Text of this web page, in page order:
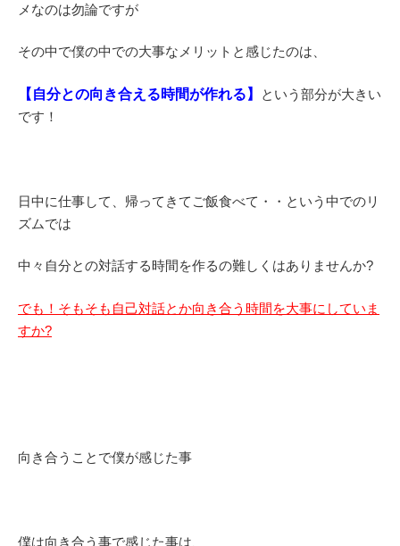
メなのは勿論ですが
その中で僕の中での大事なメリットと感じたのは、
【自分との向き合える時間が作れる】
という部分が大きい
です！
日中に仕事して、帰ってきてご飯食べて・・という中でのリ
ズムでは
中々自分との対話する時間を作るの難しくはありませんか?
でも！そもそも自己対話とか向き合う時間を大事にしていま
すか?
向き合うことで僕が感じた事
僕は向き合う事で感じた事は、